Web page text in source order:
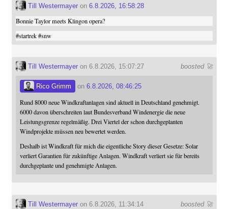
Till Westermayeron 6.8.2026, 16:58:28
Bonnie Taylor meets Klingon opera?
#startrek #snw
boosted 🚀
Till Westermayeron 6.8.2026, 15:07:27
Rico Grimm on 6.8.2026, 08:46:25
Rund 8000 neue Windkraftanlagen sind aktuell in Deutschland genehmigt.
6000 davon überschreiten laut Bundesverband Windenergie die neue
Leistungsgrenze regelmäßig. Drei Viertel der schon durchgeplanten
Windprojekte müssen neu bewertet werden.
Deshalb ist Windkraft für mich die eigentliche Story dieser Gesetze: Solar
verliert Garantien für zukünftige Anlagen. Windkraft verliert sie für bereits
durchgeplante und genehmigte Anlagen.
boosted 🚀
Till Westermayeron 6.8.2026, 11:34:14